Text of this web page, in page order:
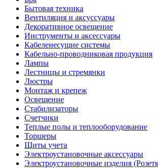
Бытовая техника
Вентиляция и аксуссуары
Декоративное освещение
Инструменты и аксессуары
Кабеленесущие системы
Кабельно-проводниковая продукция
Лампы
Лестницы и стремянки
Люстры
Монтаж и крепеж
Освещение
Стабилизаторы
Счетчики
Теплые полы и теплооборудование
Торшеры
Щиты учета
Электроустановочные аксессуары
Электроустановочные изделия